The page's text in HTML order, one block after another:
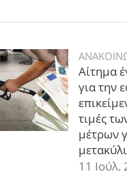
Αίτημα
για την
τιμές
μέτρων
11 Ιούλ.